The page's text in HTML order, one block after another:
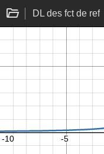
DL des fct de ref